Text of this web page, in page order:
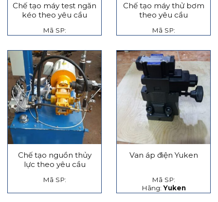
Chế tạo máy test ngăn
kéo theo yêu cầu
Mã SP:
Chế tạo máy thử bơm
theo yêu cầu
Mã SP:
Chế tạo nguồn thủy
lực theo yêu cầu
Mã SP:
Van áp điện Yuken
Mã SP:
Hãng:Yuken